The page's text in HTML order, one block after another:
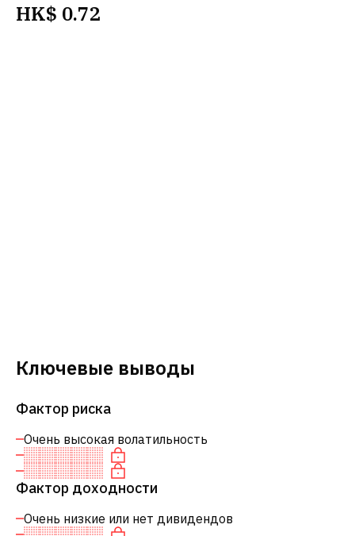
HK$ 0.72
Ключевые выводы
Фактор риска
Очень высокая волатильность
Фактор доходности
Очень низкие или нет дивидендов